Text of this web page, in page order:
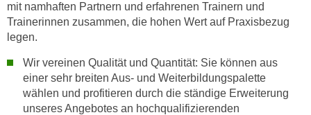
mit namhaften Partnern und erfahrenen Trainern und
Trainerinnen zusammen, die hohen Wert auf Praxisbezug
legen.
Wir vereinen Qualität und Quantität: Sie können aus
einer sehr breiten Aus- und Weiterbildungspalette
wählen und profitieren durch die ständige Erweiterung
unseres Angebotes an hochqualifizierenden
e
i
I